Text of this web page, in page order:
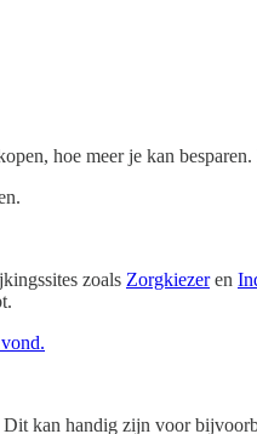
hoe meer je kan
zoals Zorgkiezeren
kan handig zijn voor